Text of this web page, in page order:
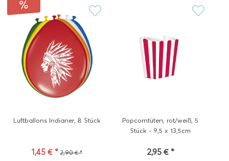
Luftballons Indianer, 8 Stück
1,45 € * 2,90 € *
Popcorntüten, rot/weiß, 5
Stück - 9,5 x 13,5cm
2,95 € *